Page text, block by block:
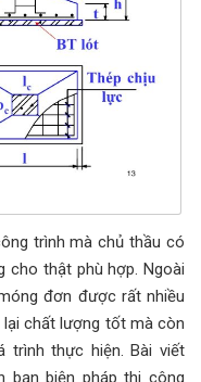
trình mà chủ thầu có
cho thật phù hợp. Ngoài
đơn được rất nhiều
chất lượng tốt mà còn
trình thực hiện. Bài viết